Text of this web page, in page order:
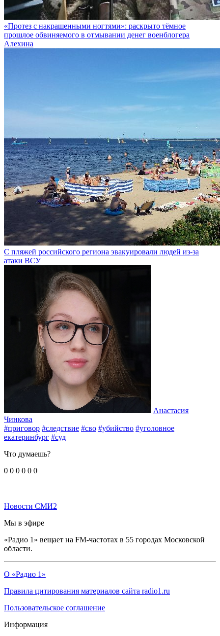
«Протез с накрашенными ногтями»: раскрыто тёмное
прошлое обвиняемого в отмывании денег военблогера
Алехина
С пляжей российского региона эвакуировали людей из-за
атаки ВСУ
Анастасия
Чинкова
#приговор #следствие #сво #убийство #уголовное
екатеринбург #суд
Что думаешь?
0 0 0 0 0 0
Новости СМИ2
Мы в эфире
«Радио 1» вещает на FM-частотах в 55 городах Московской
области.
О «Радио 1»
Правила цитирования материалов сайта radio1.ru
Пользовательское соглашение
Информация